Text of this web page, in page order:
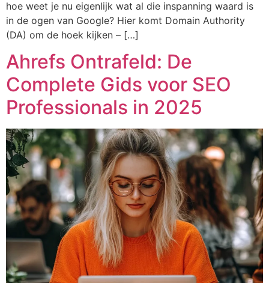
hoe weet je nu eigenlijk wat al die inspanning waard is
in de ogen van Google? Hier komt Domain Authority
(DA) om de hoek kijken – […]
Ahrefs Ontrafeld: De
Complete Gids voor SEO
Professionals in 2025